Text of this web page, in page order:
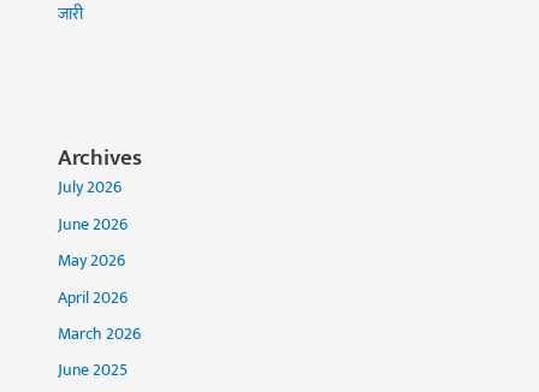
जारी
Archives
July 2026
June 2026
May 2026
April 2026
March 2026
June 2025